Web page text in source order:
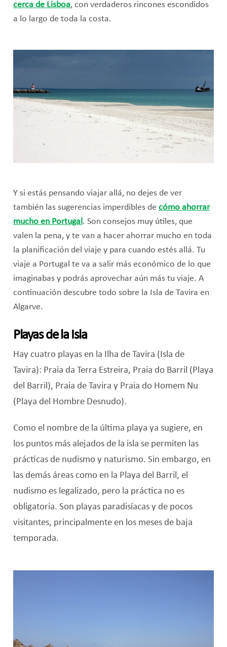
cerca de Lisboa, con verdaderos rincones escondidos
a lo largo de toda la costa.
Y si estás pensando viajar allá, no dejes de ver
también las sugerencias imperdibles de cómo ahorrar
mucho en Portugal. Son consejos muy útiles, que
valen la pena, y te van a hacer ahorrar mucho en toda
la planificación del viaje y para cuando estés allá. Tu
viaje a Portugal te va a salir más económico de lo que
imaginabas y podrás aprovechar aún más tu viaje. A
continuación descubre todo sobre la Isla de Tavira en
Algarve.
Playas de la Isla
Hay cuatro playas en la Ilha de Tavira (Isla de
Tavira): Praia da Terra Estreira, Praia do Barril (Playa
del Barril), Praia de Tavira y Praia do Homem Nu
(Playa del Hombre Desnudo).
Como el nombre de la última playa ya sugiere, en
los puntos más alejados de la isla se permiten las
prácticas de nudismo y naturismo. Sin embargo, en
las demás áreas como en la Playa del Barril, el
nudismo es legalizado, pero la práctica no es
obligatoria. Son playas paradisíacas y de pocos
visitantes, principalmente en los meses de baja
temporada.